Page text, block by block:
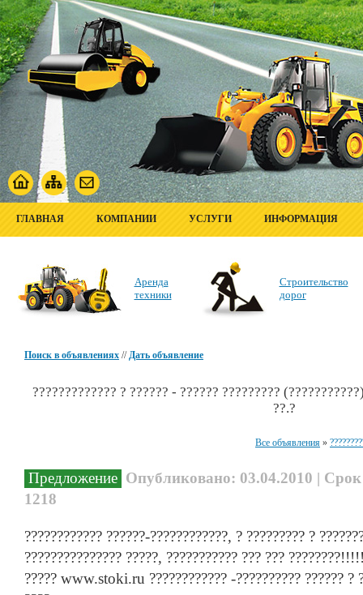
ГЛАВНАЯ КОМПАНИИ УСЛУГИ ИНФОРМАЦИЯ
Аренда
техники
Строительство
дорог
Поиск в объявлениях //Дать объявление
????????????? ? ?????? - ?????? ?????????
??.?
Все объявления »
Предложение Опубликовано: 03.04.2010 |
1218
???????????? ??????-????????????, ? ????????? ?
??????????????? ?????, ??????????? ??? ???
????? www.stoki.ru ???????????? -?????????? ?????? ?